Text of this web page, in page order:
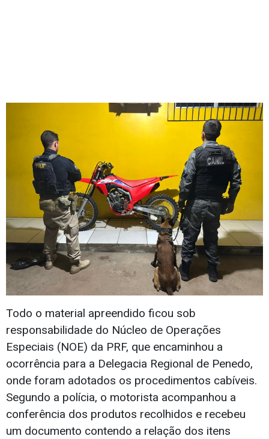
Todo o material apreendido ficou sob
responsabilidade do Núcleo de Operações
Especiais (NOE) da PRF, que encaminhou a
ocorrência para a Delegacia Regional de Penedo,
onde foram adotados os procedimentos cabíveis.
Segundo a polícia, o motorista acompanhou a
conferência dos produtos recolhidos e recebeu
um documento contendo a relação dos itens